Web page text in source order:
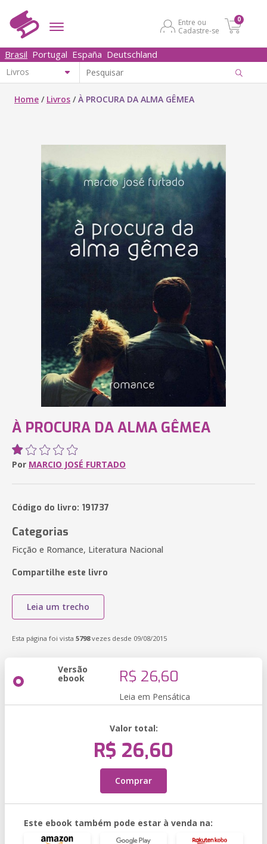
Entre ou
Cadastre-se
0
Brasil Portugal España Deutschland
Home / Livros /À PROCURA DA ALMA GÊMEA
À PROCURA DA ALMA GÊMEA
Por MARCIO JOSÉ FURTADO
Código do livro: 191737
Categorias
Ficção e Romance, Literatura Nacional
Compartilhe este livro
Leia um trecho
Esta página foi vista 5798vezes desde 09/08/2015
Versão
ebook R$ 26,60
Leia em Pensática
Valor total:
R$ 26,60
Comprar
Este ebook também pode estar à venda na: